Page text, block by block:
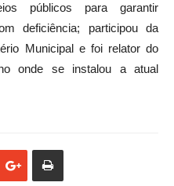
públicos para garantir
deficiência; participou da
Municipal e foi relator do
onde se instalou a atual